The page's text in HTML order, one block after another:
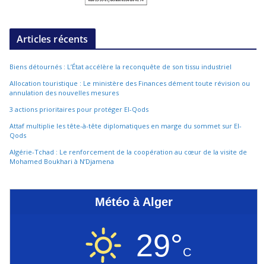
Articles récents
Biens détournés : L’État accélère la reconquête de son tissu industriel
Allocation touristique : Le ministère des Finances dément toute révision ou
annulation des nouvelles mesures
3 actions prioritaires pour protéger El-Qods
Attaf multiplie les tête-à-tête diplomatiques en marge du sommet sur El-
Qods
Algérie-Tchad : Le renforcement de la coopération au cœur de la visite de
Mohamed Boukhari à N’Djamena
Météo à Alger
29°C